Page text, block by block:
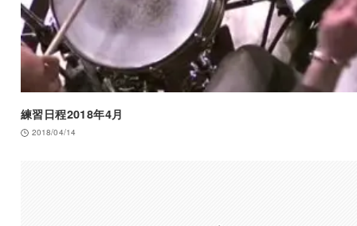
練習日程2018年4月
2018/04/14